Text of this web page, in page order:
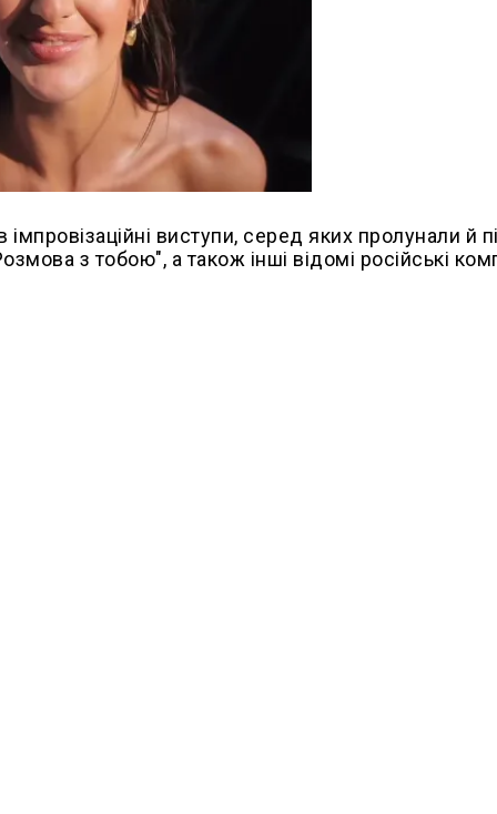
виступи, серед яких пролунали й
з тобою", а також інші відомі російські